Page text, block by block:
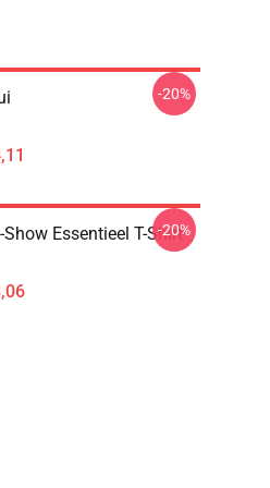
-20%
Essentieel T-Shirt
-20%